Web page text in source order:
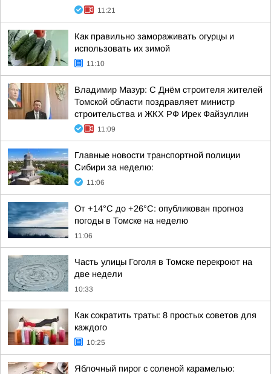
11:21
Как правильно замораживать огурцы и
использовать их зимой
11:10
Владимир Мазур: С Днём строителя жителей
Томской области поздравляет министр
строительства и ЖКХ РФ Ирек Файзуллин
11:09
Главные новости транспортной полиции
Сибири за неделю:
11:06
От +14°С до +26°С: опубликован прогноз
погоды в Томске на неделю
11:06
Часть улицы Гоголя в Томске перекроют на
две недели
10:33
Как сократить траты: 8 простых советов для
каждого
10:25
Яблочный пирог с соленой карамелью: